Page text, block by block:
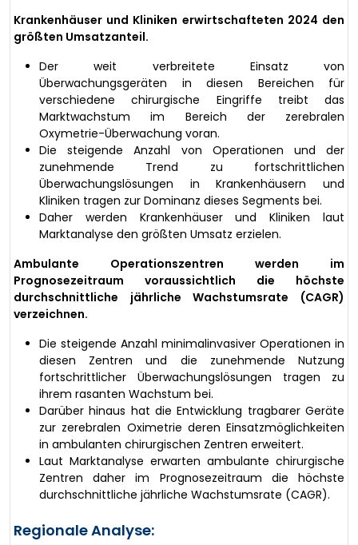
Krankenhäuser und Kliniken erwirtschafteten 2024 den
größten Umsatzanteil.
Der weit verbreitete Einsatz von
Überwachungsgeräten in diesen Bereichen für
verschiedene chirurgische Eingriffe treibt das
Marktwachstum im Bereich der zerebralen
Oxymetrie-Überwachung voran.
Die steigende Anzahl von Operationen und der
zunehmende Trend zu fortschrittlichen
Überwachungslösungen in Krankenhäusern und
Kliniken tragen zur Dominanz dieses Segments bei.
Daher werden Krankenhäuser und Kliniken laut
Marktanalyse den größten Umsatz erzielen.
Ambulante Operationszentren werden im
Prognosezeitraum voraussichtlich die höchste
durchschnittliche jährliche Wachstumsrate (CAGR)
verzeichnen.
Die steigende Anzahl minimalinvasiver Operationen in
diesen Zentren und die zunehmende Nutzung
fortschrittlicher Überwachungslösungen tragen zu
ihrem rasanten Wachstum bei.
Darüber hinaus hat die Entwicklung tragbarer Geräte
zur zerebralen Oximetrie deren Einsatzmöglichkeiten
in ambulanten chirurgischen Zentren erweitert.
Laut Marktanalyse erwarten ambulante chirurgische
Zentren daher im Prognosezeitraum die höchste
durchschnittliche jährliche Wachstumsrate (CAGR).
Regionale Analyse: